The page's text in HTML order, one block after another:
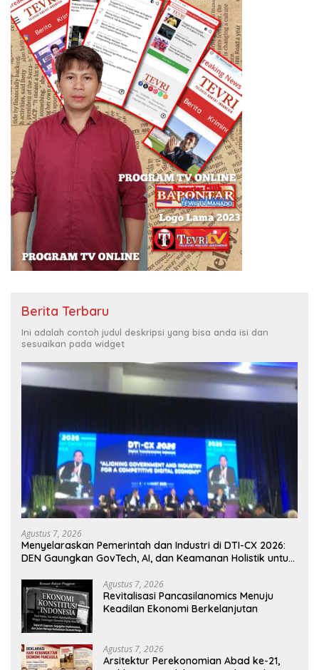
Berita Terbaru
Ini adalah contoh judul deskripsi yang bisa anda isi dan
sesuaikan pada widget
Agustus 7, 2026
Menyelaraskan Pemerintah dan Industri di DTI-CX 2026:
DEN Gaungkan GovTech, AI, dan Keamanan Holistik untuk
Agustus 7, 2026
Revitalisasi Pancasilanomics Menuju
Keadilan Ekonomi Berkelanjutan
Agustus 7, 2026
Arsitektur Perekonomian Abad ke-21,